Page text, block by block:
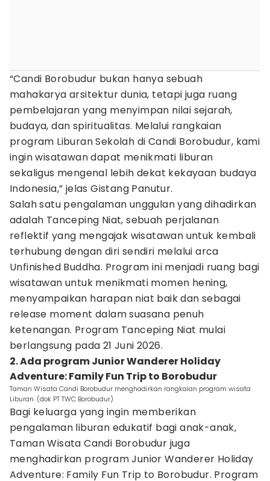
“Candi Borobudur bukan hanya sebuah
mahakarya arsitektur dunia, tetapi juga ruang
pembelajaran yang menyimpan nilai sejarah,
budaya, dan spiritualitas. Melalui rangkaian
program Liburan Sekolah di Candi Borobudur, kami
ingin wisatawan dapat menikmati liburan
sekaligus mengenal lebih dekat kekayaan budaya
Indonesia,” jelas Gistang Panutur.
Salah satu pengalaman unggulan yang dihadirkan
adalah Tanceping Niat, sebuah perjalanan
reflektif yang mengajak wisatawan untuk kembali
terhubung dengan diri sendiri melalui arca
Unfinished Buddha. Program ini menjadi ruang bagi
wisatawan untuk menikmati momen hening,
menyampaikan harapan niat baik dan sebagai
release moment dalam suasana penuh
ketenangan. Program Tanceping Niat mulai
berlangsung pada 21 Juni 2026.
2. Ada program Junior Wanderer Holiday
Adventure: Family Fun Trip to Borobudur
Taman Wisata Candi Borobudur menghadirkan rangkaian program wisata
Liburan. (dok PT TWC Borobudur)
Bagi keluarga yang ingin memberikan
pengalaman liburan edukatif bagi anak-anak,
Taman Wisata Candi Borobudur juga
menghadirkan program Junior Wanderer Holiday
Adventure: Family Fun Trip to Borobudur. Program